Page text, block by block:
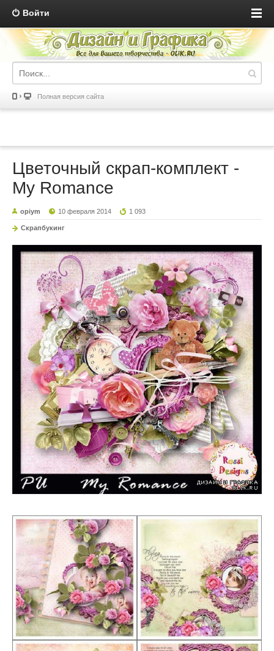
Войти
Полная версия сайта
Цветочный скрап-комплект -
My Romance
opiym 10 февраля 2014 1 093
Скрапбукинг